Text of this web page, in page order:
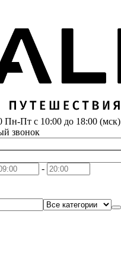
Пн-Пт с 10:00 до 18:00 (мск)
звонок
-